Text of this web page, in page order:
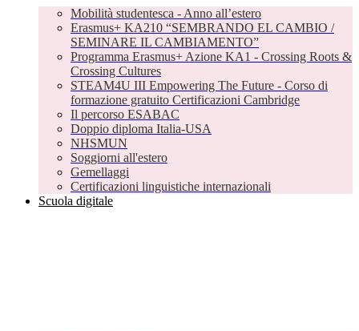
Mobilità studentesca - Anno all’estero
Erasmus+ KA210 “SEMBRANDO EL CAMBIO /
SEMINARE IL CAMBIAMENTO”
Programma Erasmus+ Azione KA1 - Crossing Roots &
Crossing Cultures
STEAM4U III Empowering The Future - Corso di
formazione gratuito Certificazioni Cambridge
Il percorso ESABAC
Doppio diploma Italia-USA
NHSMUN
Soggiorni all'estero
Gemellaggi
Certificazioni linguistiche internazionali
Scuola digitale